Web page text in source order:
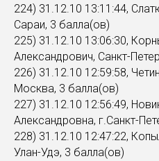
224) 31.12.10 13:11:44,
Сараи, 3 балла(ов)
225) 31.12.10 13:06:30,
Александрович, Санкт-
226) 31.12.10 12:59:58,
Москва, 3 балла(ов)
227) 31.12.10 12:56:49,
Александровна, г.Санкт-
228) 31.12.10 12:47:22,
Улан-Удэ, 3 балла(ов)